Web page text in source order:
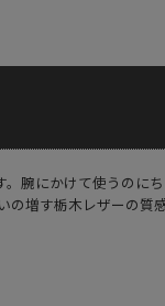
腕にかけて使うのにち
の増す栃木レザーの質